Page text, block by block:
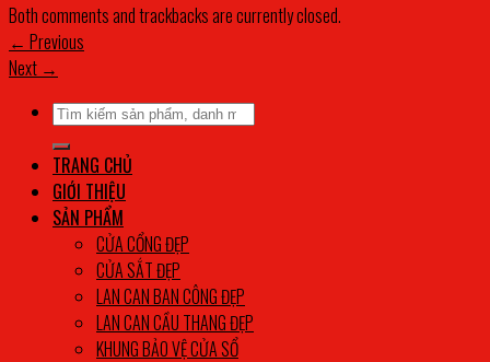
Both comments and trackbacks are currently closed.
← Previous
Next →
Tìm
kiếm:
TRANG CHỦ
GIỚI THIỆU
SẢN PHẨM
CỬA CỔNG ĐẸP
CỬA SẮT ĐẸP
LAN CAN BAN CÔNG ĐẸP
LAN CAN CẦU THANG ĐẸP
KHUNG BẢO VỆ CỬA SỔ